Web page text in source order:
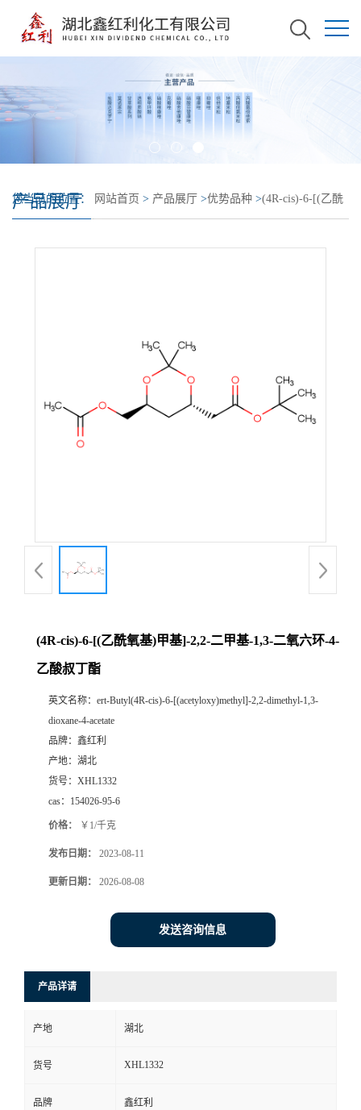
产品展厅
您当前的位置： 网站首页 > 产品展厅 >优势品种 >(4R-cis)-6-[(乙酰
(4R-cis)-6-[(乙酰氧基)甲基]-2,2-二甲基-1,3-二氧六环-4-
乙酸叔丁酯
英文名称： ert-Butyl(4R-cis)-6-[(acetyloxy)methyl]-2,2-dimethyl-1,3-
dioxane-4-acetate
品牌： 鑫红利
产地： 湖北
货号： XHL1332
cas： 154026-95-6
价格： ￥1/千克
发布日期： 2023-08-11
更新日期： 2026-08-08
发送咨询信息
产品详请
产地 湖北
货号 XHL1332
品牌 鑫红利